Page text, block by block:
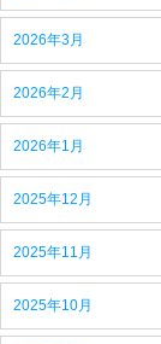
2026年3月
2026年2月
2026年1月
2025年12月
2025年11月
2025年10月